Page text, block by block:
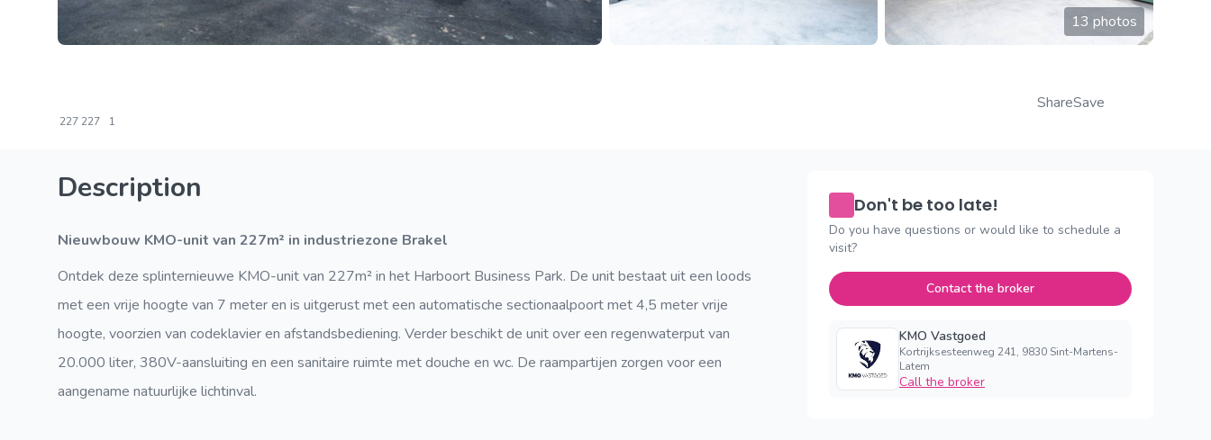
13 photos
227 227 1
ShareSave
Description
Nieuwbouw KMO-unit van 227m² in industriezone Brakel
Ontdek deze splinternieuwe KMO-unit van 227m² in het Harboort Business Park. De unit bestaat uit een loods
met een vrije hoogte van 7 meter en is uitgerust met een automatische sectionaalpoort met 4,5 meter vrije
hoogte, voorzien van codeklavier en afstandsbediening. Verder beschikt de unit over een regenwaterput van
20.000 liter, 380V-aansluiting en een sanitaire ruimte met douche en wc. De raampartijen zorgen voor een
aangename natuurlijke lichtinval.
Don't be too late!
Do you have questions or would like to schedule a
visit?
Contact the broker
KMO Vastgoed
Kortrijksesteenweg 241, 9830 Sint-Martens-
Latem
Call the broker